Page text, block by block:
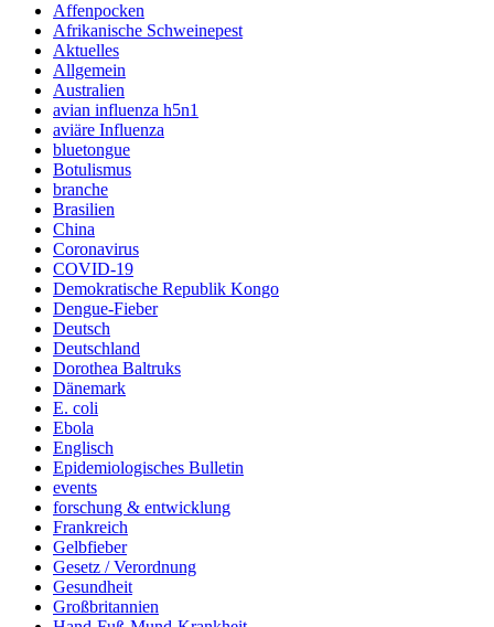
Affenpocken
Afrikanische Schweinepest
Aktuelles
Allgemein
Australien
avian influenza h5n1
aviäre Influenza
bluetongue
Botulismus
branche
Brasilien
China
Coronavirus
COVID-19
Demokratische Republik Kongo
Dengue-Fieber
Deutsch
Deutschland
Dorothea Baltruks
Dänemark
E. coli
Ebola
Englisch
Epidemiologisches Bulletin
events
forschung & entwicklung
Frankreich
Gelbfieber
Gesetz / Verordnung
Gesundheit
Großbritannien